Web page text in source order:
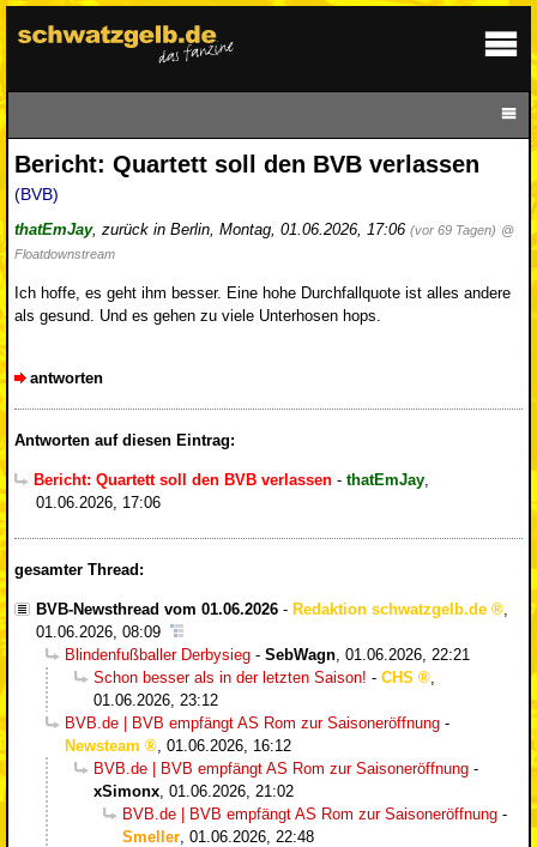
Bericht: Quartett soll den BVB verlassen
(BVB)
thatEmJay, zurück in Berlin, Montag, 01.06.2026, 17:06 (vor 69 Tagen) @
Floatdownstream
Ich hoffe, es geht ihm besser. Eine hohe Durchfallquote ist alles andere
als gesund. Und es gehen zu viele Unterhosen hops.
antworten
Antworten auf diesen Eintrag:
Bericht: Quartett soll den BVB verlassen - thatEmJay,
01.06.2026, 17:06
gesamter Thread:
BVB-Newsthread vom 01.06.2026 - Redaktion schwatzgelb.de
01.06.2026, 08:09
Blindenfußballer Derbysieg - SebWagn 01.06.2026, 22:21
Schon besser als in der letzten Saison! - CHS
01.06.2026, 23:12
BVB.de | BVB empfängt AS Rom zur Saisoneröffnung -
Newsteam
01.06.2026, 16:12
BVB.de | BVB empfängt AS Rom zur Saisoneröffnung -
xSimonx 01.06.2026, 21:02
BVB.de | BVB empfängt AS Rom zur Saisoneröffnung -
Smeller 01.06.2026, 22:48